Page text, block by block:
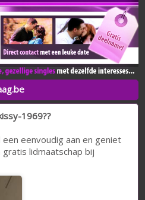
1969??
eenvoudig aan en geniet
lidmaatschap bij